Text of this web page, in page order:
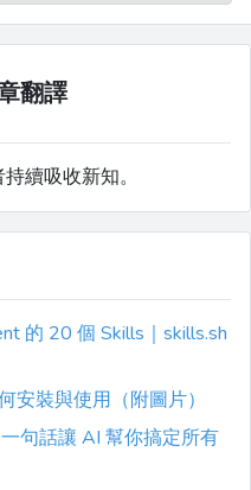
翻譯
續吸收新知。
的 20 個 Skills｜skills.sh
安裝與使用（附圖片）
句話讓 AI 幫你搞定所有